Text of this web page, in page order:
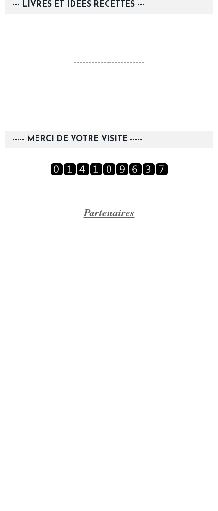
--- LIVRES ET IDÉES RECETTES ---
------------------------
----- MERCI DE VOTRE VISITE -----
Partenaires